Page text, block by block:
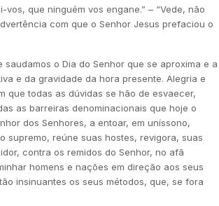
que ninguém vos engane.” – “Vede, não
com que o Senhor Jesus prefaciou o
o Dia do Senhor que se aproxima e a
e da gravidade da hora presente. Alegria e
que todas as dúvidas se hão de esvaecer,
as barreiras denominacionais que hoje o
dos Senhores, a entoar, em uníssono,
supremo, reúne suas hostes, revigora, suas
contra os remidos do Senhor, no afã
homens e nações em direção aos seus
insinuantes os seus métodos, que, se fora